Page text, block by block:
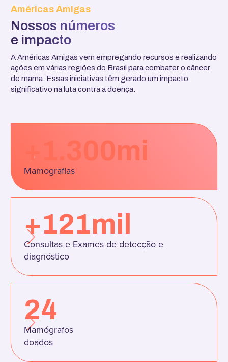
Américas Amigas
Nossos números
e impacto
A Américas Amigas vem empregando recursos e realizando
ações em várias regiões do Brasil para combater o câncer
de mama. Essas iniciativas têm gerado um impacto
significativo na luta contra a doença.
+1.300mi
Mamografias
+121mil
Consultas e Exames de detecção e
diagnóstico
24
Mamógrafos
doados